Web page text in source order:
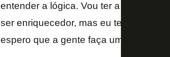
entender a lógica. Vou ter a
ser enriquecedor, mas eu tenho
espero que a gente faça uma grande